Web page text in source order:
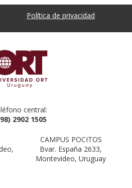
Política de privacidad
central:
2902 1505
CAMPUS POCITOS
Bvar. España 2633,
Montevideo, Uruguay